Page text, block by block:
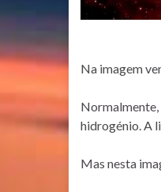
Na imagem
Normalmente,
hidrogénio. A
Mas nesta